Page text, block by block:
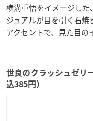
横溝重悟をイメージし
ジュアルが目を引く石
アクセントで、見た目の
世良のクラッシュゼリ
込385円）